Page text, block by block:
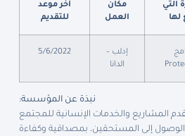
التي
لها
مكان
العمل
آخر موعد
للتقديم
إدلب –
الدانا
5/6/2022
نبذة عن المؤسسة:
المشاريع والخدمات الإنسانية للمجتمع
إلى المستحقين، بمصداقية وكفاءة